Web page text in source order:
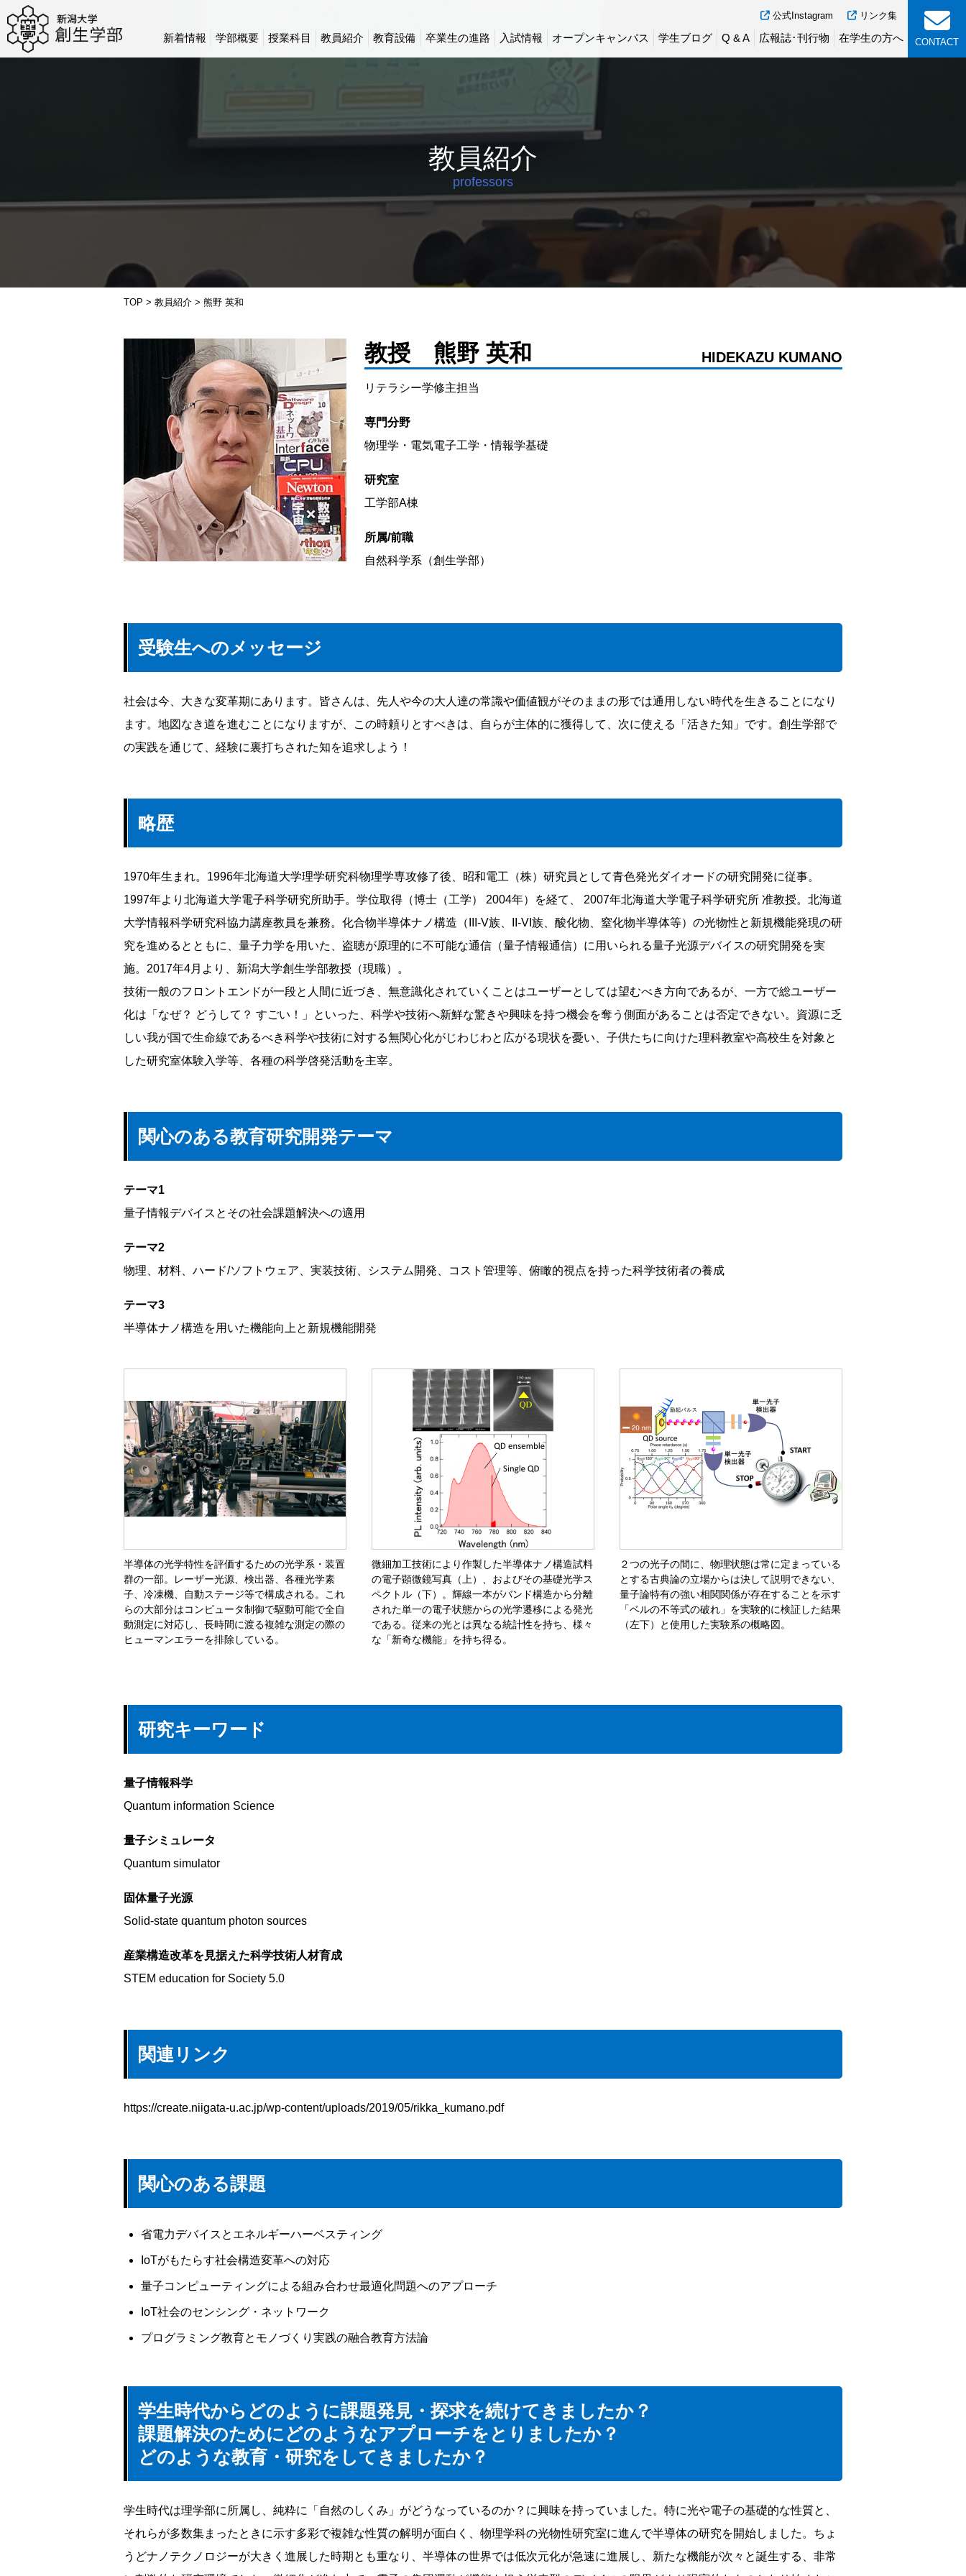
公式Instagram リンク集
新着情報 学部概要 授業科目 教員紹介 教育設備 卒業生の進路 入試情報 オープンキャンパス 学生ブログ Q & A 広報誌･刊行物 在学生の方へ CONTACT
教員紹介
professors
TOP > 教員紹介 > 熊野 英和
教授 熊野 英和 HIDEKAZU KUMANO
リテラシー学修主担当
専門分野
物理学・電気電子工学・情報学基礎
研究室
工学部A棟
所属/前職
自然科学系（創生学部）
受験生へのメッセージ
社会は今、大きな変革期にあります。皆さんは、先人や今の大人達の常識や価値観がそのままの形では通用しない時代を生きることになり
ます。地図なき道を進むことになりますが、この時頼りとすべきは、自らが主体的に獲得して、次に使える「活きた知」です。創生学部で
の実践を通じて、経験に裏打ちされた知を追求しよう！
略歴
1970年生まれ。1996年北海道大学理学研究科物理学専攻修了後、昭和電工（株）研究員として青色発光ダイオードの研究開発に従事。
1997年より北海道大学電子科学研究所助手。学位取得（博士（工学） 2004年）を経て、 2007年北海道大学電子科学研究所 准教授。北海道
大学情報科学研究科協力講座教員を兼務。化合物半導体ナノ構造（III-V族、II-VI族、酸化物、窒化物半導体等）の光物性と新規機能発現の研
究を進めるとともに、量子力学を用いた、盗聴が原理的に不可能な通信（量子情報通信）に用いられる量子光源デバイスの研究開発を実
施。2017年4月より、新潟大学創生学部教授（現職）。
技術一般のフロントエンドが一段と人間に近づき、無意識化されていくことはユーザーとしては望むべき方向であるが、一方で総ユーザー
化は「なぜ？ どうして？ すごい！」といった、科学や技術へ新鮮な驚きや興味を持つ機会を奪う側面があることは否定できない。資源に乏
しい我が国で生命線であるべき科学や技術に対する無関心化がじわじわと広がる現状を憂い、子供たちに向けた理科教室や高校生を対象と
した研究室体験入学等、各種の科学啓発活動を主宰。
関心のある教育研究開発テーマ
テーマ1
量子情報デバイスとその社会課題解決への適用
テーマ2
物理、材料、ハード/ソフトウェア、実装技術、システム開発、コスト管理等、俯瞰的視点を持った科学技術者の養成
テーマ3
半導体ナノ構造を用いた機能向上と新規機能開発
半導体の光学特性を評価するための光学系・装置
群の一部。レーザー光源、検出器、各種光学素
子、冷凍機、自動ステージ等で構成される。これ
らの大部分はコンピュータ制御で駆動可能で全自
動測定に対応し、長時間に渡る複雑な測定の際の
ヒューマンエラーを排除している。
微細加工技術により作製した半導体ナノ構造試料
の電子顕微鏡写真（上）、およびその基礎光学ス
ペクトル（下）。輝線一本がバンド構造から分離
された単一の電子状態からの光学遷移による発光
である。従来の光とは異なる統計性を持ち、様々
な「新奇な機能」を持ち得る。
２つの光子の間に、物理状態は常に定まっている
とする古典論の立場からは決して説明できない、
量子論特有の強い相関関係が存在することを示す
「ベルの不等式の破れ」を実験的に検証した結果
（左下）と使用した実験系の概略図。
研究キーワード
量子情報科学
Quantum information Science
量子シミュレータ
Quantum simulator
固体量子光源
Solid-state quantum photon sources
産業構造改革を見据えた科学技術人材育成
STEM education for Society 5.0
関連リンク
https://create.niigata-u.ac.jp/wp-content/uploads/2019/05/rikka_kumano.pdf
関心のある課題
省電力デバイスとエネルギーハーベスティング
IoTがもたらす社会構造変革への対応
量子コンピューティングによる組み合わせ最適化問題へのアプローチ
IoT社会のセンシング・ネットワーク
プログラミング教育とモノづくり実践の融合教育方法論
学生時代からどのように課題発見・探求を続けてきましたか？
課題解決のためにどのようなアプローチをとりましたか？
どのような教育・研究をしてきましたか？
学生時代は理学部に所属し、純粋に「自然のしくみ」がどうなっているのか？に興味を持っていました。特に光や電子の基礎的な性質と、
それらが多数集まったときに示す多彩で複雑な性質の解明が面白く、物理学科の光物性研究室に進んで半導体の研究を開始しました。ちょ
うどナノテクノロジーが大きく進展した時期とも重なり、半導体の世界では低次元化が急速に進展し、新たな機能が次々と誕生する、非常